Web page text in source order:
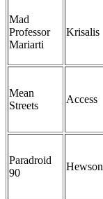
Mad
Professor
Mariarti
Krisalis
Mean
Streets
Access
Paradroid
90
Hewson